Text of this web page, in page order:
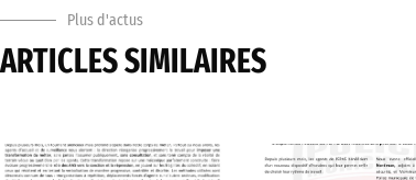
Plus d'actus
ARTICLES SIMILAIRES